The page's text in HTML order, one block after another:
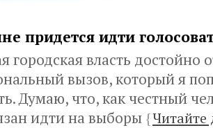
придется идти
городская власть достойно
вызов, который я
Думаю, что, как честный
идти на выборы {Читайте